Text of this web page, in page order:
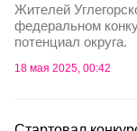
Жителей
федеральном
потенциал округа.
18 мая 2025, 00:42